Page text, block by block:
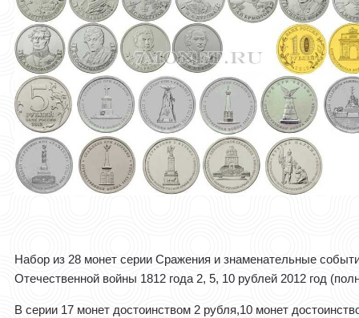
Набор из 28 монет серии Сражения и знаменательные
Отечественной войны 1812 года 2, 5, 10 рублей 2012 год
В серии 17 монет достоинством 2 рубля,10 монет